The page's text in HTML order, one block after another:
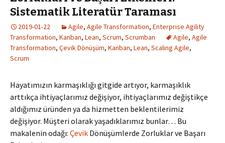
Sistematik Literatür Taraması
2019-01-22 Agile, Agile Transformation, Enterprise Agility
Transformation, Kanban, Lean, Scrum, Scrumban Agile, Agile
Transformation, Çevik Dönüşüm, Kanban, Lean, Scaling Agile,
Scrum
Hayatımızın karmaşıklığı gitgide artıyor, karmaşıklık
arttıkça ihtiyaçlarımız değişiyor, ihtiyaçlarımız değiştikçe
aldığımız üründen ya da hizmetten beklentilerimiz
değişiyor. Müşteri olarak yaşadıklarımız bunlar… Bu
makalenin odağı: Çevik Dönüşümlerde Zorluklar ve Başarı